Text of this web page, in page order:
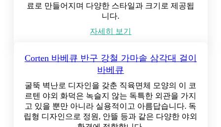
료로 만들어지며 다양한 스타일과 크기로 제공됩
니다.
자세히 보기
Corten 바베큐 반구 강철 가마솥 삼각대 걸이
바베큐
굴뚝 벽난로 디자인을 갖춘 직육면체 모양의 이 코
르텐 야외 화덕은 녹슬지 않는 독특한 외관을 가지
고 있을 뿐만 아니라 실용적이고 아름답습니다. 독
립형 디자인으로 정원, 안뜰 등과 같은 다양한 야외